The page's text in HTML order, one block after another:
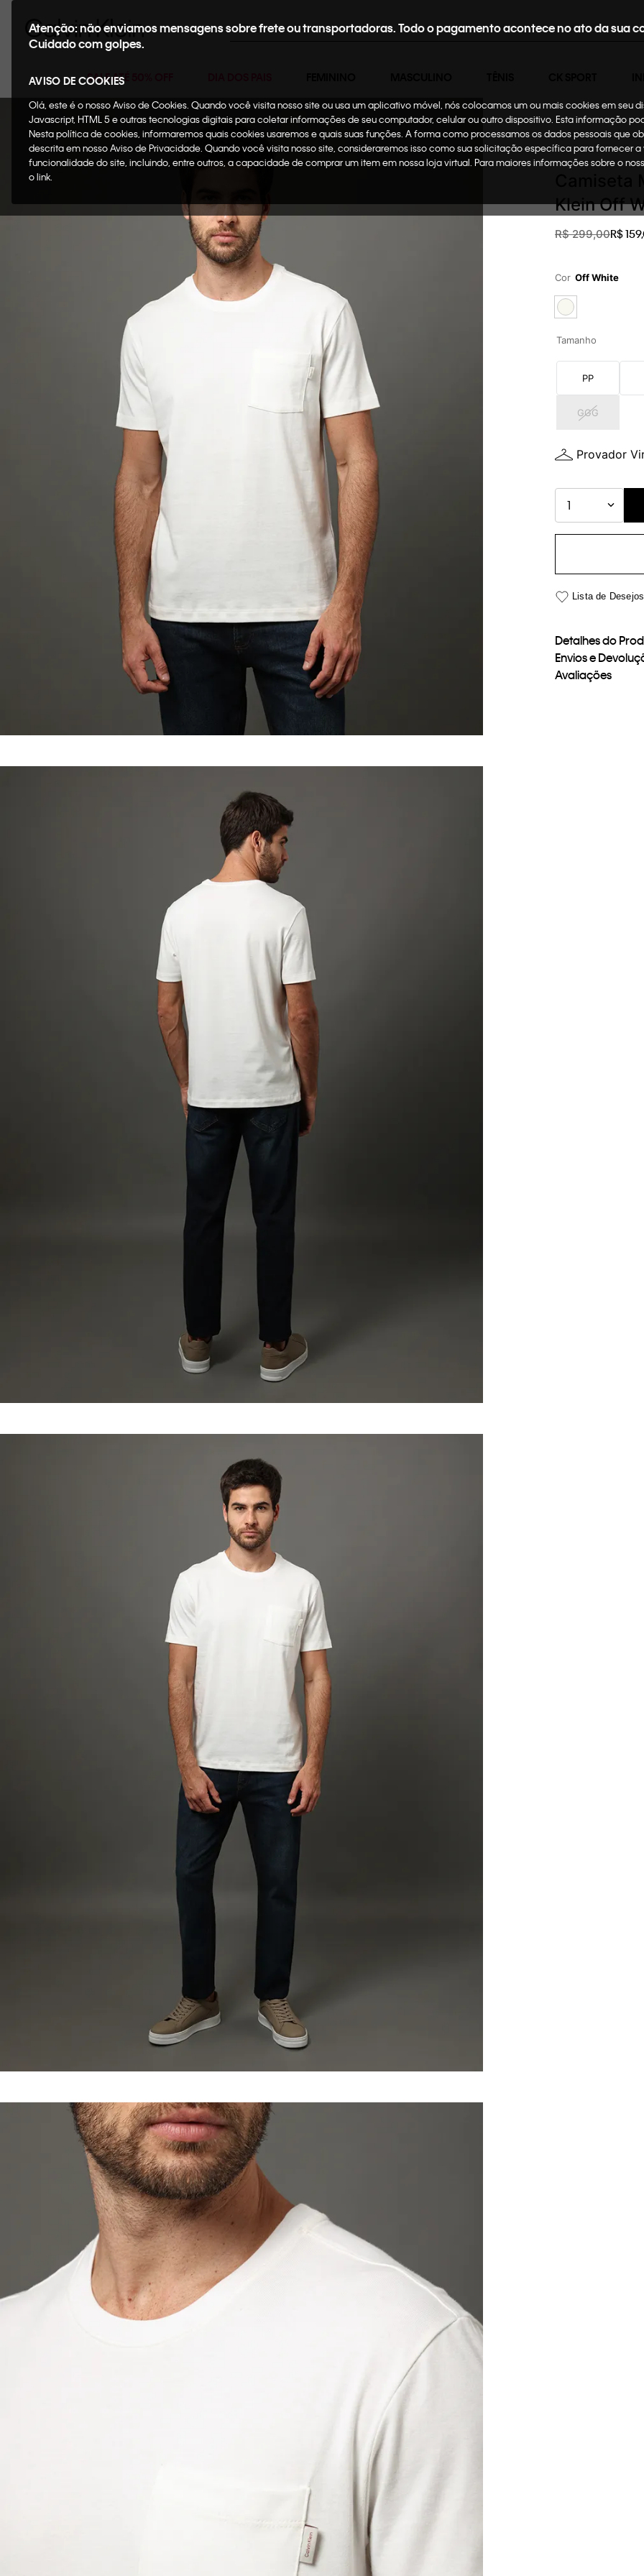
Buscar
SALE ATÉ 50% OFF
Atenção: não enviamos mensagens sobre frete ou transportadoras. Todo o pagamento acontece no ato da sua
Cuidado com golpes.
AVISO DE COOKIES
Olá, este é o nosso Aviso de Cookies. Quando você visita nosso site ou usa um aplicativo móvel, nós colocamos um ou mais cookies em seu
Javascript, HTML 5 e outras tecnologias digitais para coletar informações de seu computador, celular ou outro dispositivo. Esta informação
Nesta política de cookies, informaremos quais cookies usaremos e quais suas funções. A forma como processamos os dados pessoais que
descrita em nosso Aviso de Privacidade. Quando você visita nosso site, consideraremos isso como sua solicitação específica para fornecer
funcionalidade do site, incluindo, entre outros, a capacidade de comprar um item em nossa loja virtual. Para maiores informações sobre o
o link.
Oportunidades
Klein Off
R$ 299,00R$159,
Cor Off White
Tamanho
PP
GGG
Provador
1
Detalhes do
Envios e
Avaliações